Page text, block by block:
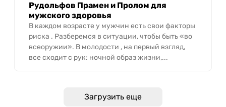
Рудольфов Прамен и Пролом для
мужского здоровья
В каждом возрасте у мужчин есть свои факторы
риска . Разберемся в ситуации, чтобы быть «во
всеоружии». В молодости , на первый взгляд,
все сходит с рук: ночной образ жизни,...
Загрузить еще